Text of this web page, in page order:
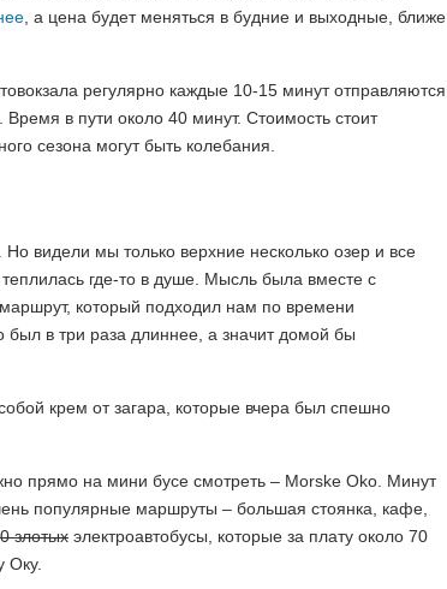
, а цена будет меняться в будние и выходные, ближе
регулярно каждые 10-15 минут отправляются
в пути около 40 минут. Стоимость стоит
сезона могут быть колебания.
. Но видели мы только верхние несколько озер и все
где-то в душе. Мысль была вместе с
который подходил нам по времени
в три раза длиннее, а значит домой бы
крем от загара, которые вчера был спешно
прямо на мини бусе смотреть – Morske Oko. Минут
популярные маршруты – большая стоянка, кафе,
злотых электроавтобусы, которые за плату около 70
Оку.